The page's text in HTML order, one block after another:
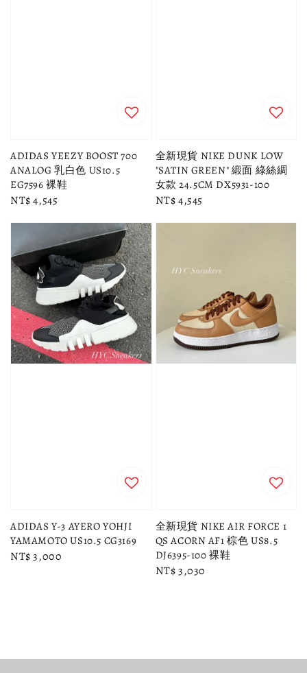
ADIDAS YEEZY BOOST 700
ANALOG 乳白色 US10.5
EG7596 裸鞋
Regular
NT$ 4,545
全新現貨 NIKE DUNK LOW
"SATIN GREEN" 緞面 綠絲綢
女款 24.5CM DX5931-100
Regular
NT$ 4,545
ADIDAS Y-3 AYERO YOHJI
YAMAMOTO US10.5 CG3169
Regular
NT$ 3,000
全新現貨 NIKE AIR FORCE 1
QS ACORN AF1 棕色 US8.5
DJ6395-100 裸鞋
Regular
NT$ 3,030